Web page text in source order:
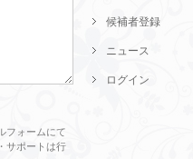
フォームにて
サポートは行
候補者登録
ニュース
ログイン